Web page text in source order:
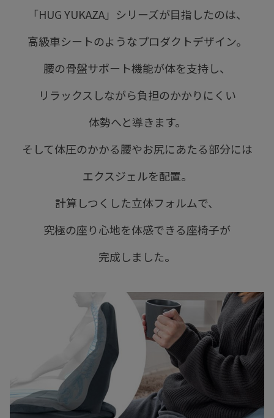
「HUG YUKAZA」シリーズが目指したのは、
高級車シートのようなプロダクトデザイン。
腰の骨盤サポート機能が体を支持し、
リラックスしながら負担のかかりにくい
体勢へと導きます。
そして体圧のかかる腰やお尻にあたる部分には
エクスジェルを配置。
計算しつくした立体フォルムで、
究極の座り心地を体感できる座椅子が
完成しました。